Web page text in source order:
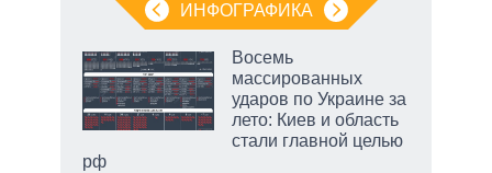
ИНФОГРАФИКА
Восемь
массированных
ударов по Украине за
лето: Киев и область
стали главной целью
рф